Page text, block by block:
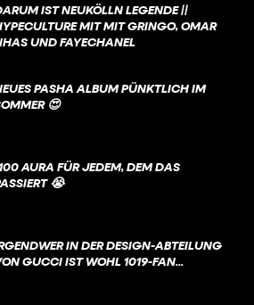
CLANS“. NEIN, WIR MEINEN
CASTROP-RAUXEL, SONDERN
NEUKÖLLN. ABER WIE VIEL
TROTZDEM DER COOLSTE
BERLINS?
IST NEUKÖLLN LEGENDE ||
MIT MIT GRINGO, OMAR
UND FAYECHANEL
PASHA ALBUM PÜNKTLICH IM
😍
AURA FÜR JEDEM, DEM DAS
😭
IN DER DESIGN-ABTEILUNG
GUCCI IST WOHL 1019-FAN...